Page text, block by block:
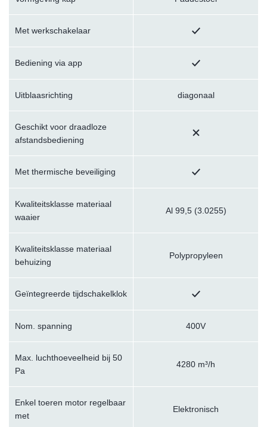
Met werkschakelaar
Bediening via app
Uitblaasrichting diagonaal
Geschikt voor draadloze
afstandsbediening
Met thermische beveiliging
Kwaliteitsklasse materiaal
waaier
Al 99,5 (3.0255)
Kwaliteitsklasse materiaal
behuizing
Polypropyleen
Geïntegreerde tijdschakelklok
Nom. spanning 400V
Max. luchthoeveelheid bij 50
Pa
4280 m³/h
Enkel toeren motor regelbaar
met
Elektronisch